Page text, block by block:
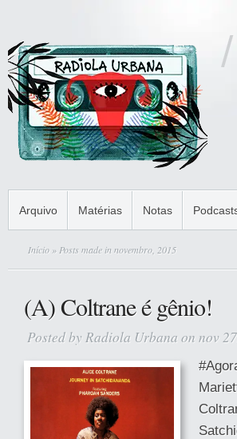
Arquivo Matérias Notas
Início » Posts made in novembro, 2015
(A) Coltrane é gênio!
Posted by Radiola Urbana on nov